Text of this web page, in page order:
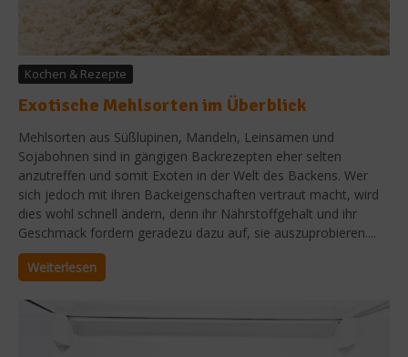
Kochen & Rezepte
Exotische Mehlsorten im Überblick
Mehlsorten aus Süßlupinen, Mandeln, Leinsamen und
Sojabohnen sind in gängigen Backrezepten eher selten
anzutreffen und somit Exoten in der Welt des Backens. Wer
sich jedoch mit ihren Backeigenschaften vertraut macht, wird
dies wohl schnell ändern, denn ihr Nährstoffgehalt und ihr
Geschmack fordern geradezu dazu auf, sie auszuprobieren....
Weiterlesen